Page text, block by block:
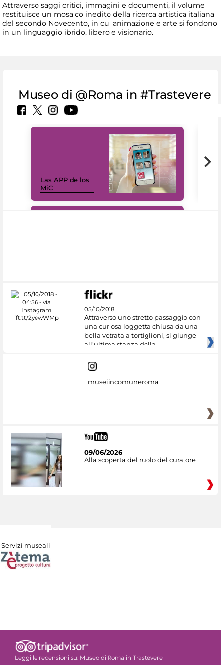
Attraverso saggi critici, immagini e documenti, il volume
restituisce un mosaico inedito della ricerca artistica italiana
del secondo Novecento, in cui animazione e arte si fondono
in un linguaggio ibrido, libero e visionario.
Museo di @Roma in #Trastevere
Las APP de los
MiC
05/10/2018
Attraverso uno stretto passaggio con
una curiosa loggetta chiusa da una
bella vetrata a tortiglioni, si giunge
all'ultima stanza della
museiincomuneroma
09/06/2026
Alla scoperta del ruolo del curatore
Servizi museali
Leggi le recensioni su: Museo di Roma in Trastevere